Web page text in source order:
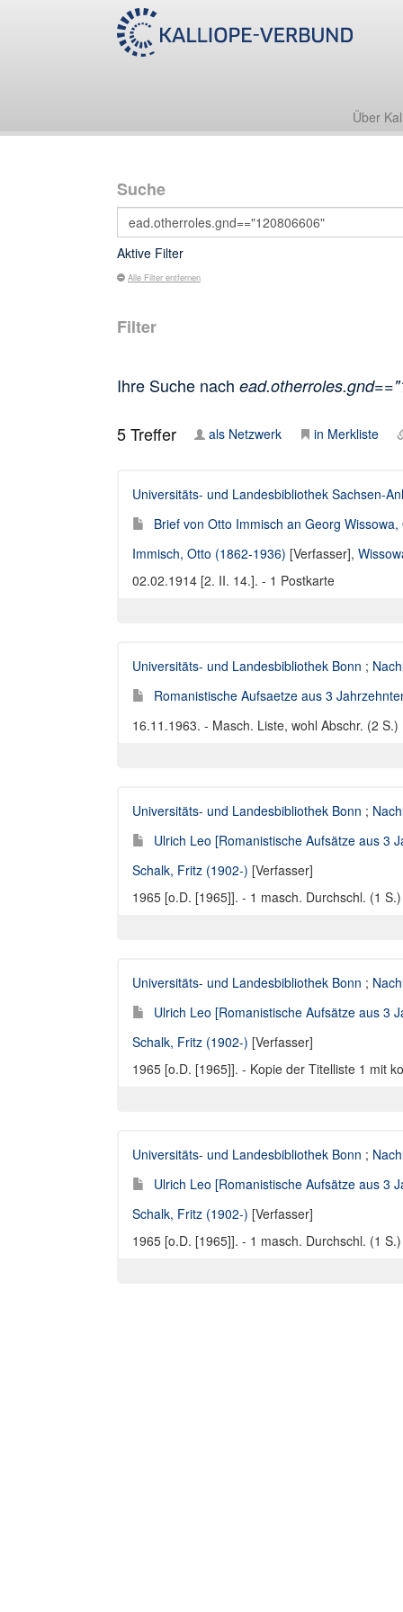
Über
Suche
Aktive Filter
Alle Filter entfernen
Filter
Ihre Suche nach
5Treffer als Netzwerk in Merkliste
Universitäts- und Landesbibliothek Sachsen-
Brief von Otto Immisch an Georg
Immisch, Otto (1862-1936) [Verfasser],
02.02.1914 [2. II. 14.]. - 1 Postkarte
Universitäts- und Landesbibliothek Bonn ;
Romanistische Aufsaetze aus 3
16.11.1963. - Masch. Liste, wohl Abschr. (2 S.)
Universitäts- und Landesbibliothek Bonn ;
Ulrich Leo [Romanistische Aufsätze aus 3
Schalk, Fritz (1902-) [Verfasser]
1965 [o.D. [1965]]. - 1 masch. Durchschl. (1 S.)
Universitäts- und Landesbibliothek Bonn ;
Ulrich Leo [Romanistische Aufsätze aus 3
Schalk, Fritz (1902-) [Verfasser]
1965 [o.D. [1965]]. - Kopie der Titelliste 1 mit
Universitäts- und Landesbibliothek Bonn ;
Ulrich Leo [Romanistische Aufsätze aus 3
Schalk, Fritz (1902-) [Verfasser]
1965 [o.D. [1965]]. - 1 masch. Durchschl. (1